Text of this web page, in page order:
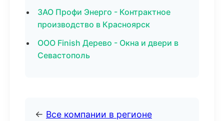
ЗАО Профи Энерго - Контрактное
производство в Красноярск
ООО Finish Дерево - Окна и двери в
Севастополь
← Все компании в регионе